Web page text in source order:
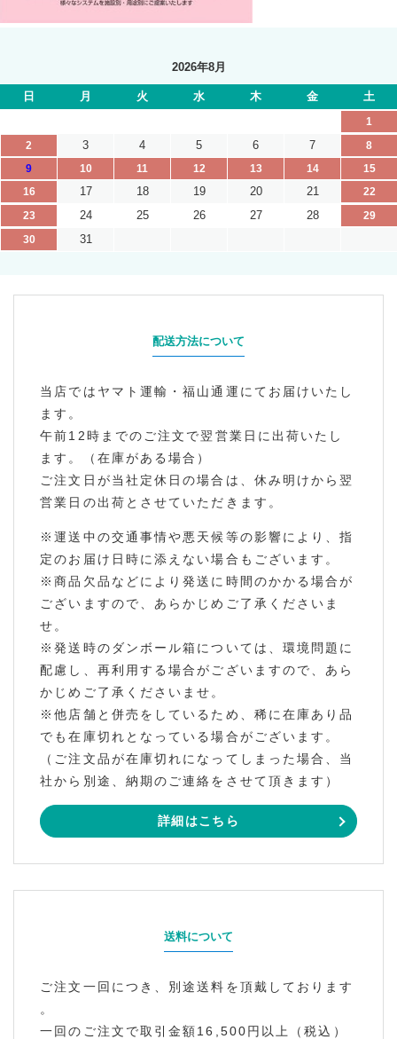
2026年8月
日 月 火 水 木 金 土
1
2
3 4 5 6 7
8
9
10 11 12 13 14
15
16
17 18 19 20 21
22
23
24 25 26 27 28
29
30
31
配送方法について
当店ではヤマト運輸・福山通運にてお届けいたし
ます。
午前12時までのご注文で翌営業日に出荷いたし
ます。（在庫がある場合）
ご注文日が当社定休日の場合は、休み明けから翌
営業日の出荷とさせていただきます。
※運送中の交通事情や悪天候等の影響により、指
定のお届け日時に添えない場合もございます。
※商品欠品などにより発送に時間のかかる場合が
ございますので、あらかじめご了承くださいま
せ。
※発送時のダンボール箱については、環境問題に
配慮し、再利用する場合がございますので、あら
かじめご了承くださいませ。
※他店舗と併売をしているため、稀に在庫あり品
でも在庫切れとなっている場合がございます。
（ご注文品が在庫切れになってしまった場合、当
社から別途、納期のご連絡をさせて頂きます）
詳細はこちら
送料について
ご注文一回につき、別途送料を頂戴しております
。
一回のご注文で取引金額16,500円以上（税込）